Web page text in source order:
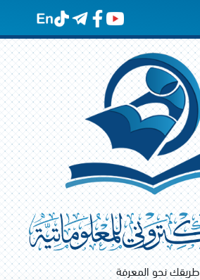
طريقك نحو المعرفة